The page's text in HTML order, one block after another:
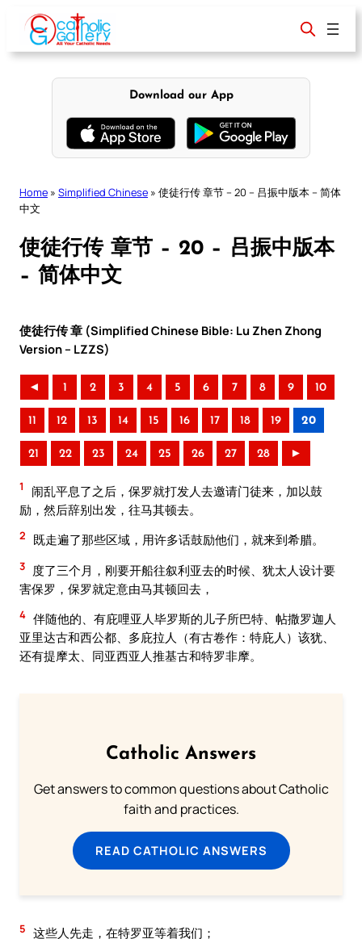
content
Download our App
Home » Simplified Chinese » 使徒行传 章节 – 20 – 吕振中版本 – 简体
中文
使徒行传 章节 – 20 – 吕振中版本
– 简体中文
使徒行传 章 (Simplified Chinese Bible: Lu Zhen Zhong
Version – LZZS)
◄ 1 2 3 4 5 6 7 8 9 10
11 12 13 14 15 16 17 18 19 20
21 22 23 24 25 26 27 28 ►
1
闹乱平息了之后，保罗就打发人去邀请门徒来，加以鼓
励，然后辞别出发，往马其顿去。
2 既走遍了那些区域，用许多话鼓励他们，就来到希腊。
3
度了三个月，刚要开船往叙利亚去的时候、犹太人设计要
害保罗，保罗就定意由马其顿回去，
4 伴随他的、有庇哩亚人毕罗斯的儿子所巴特、帖撒罗迦人
亚里达古和西公都、多庇拉人（有古卷作：特庇人）该犹、
还有提摩太、同亚西亚人推基古和特罗非摩。
Catholic Answers
Get answers to common questions about Catholic
faith and practices.
READ CATHOLIC ANSWERS
5 这些人先走，在特罗亚等着我们；